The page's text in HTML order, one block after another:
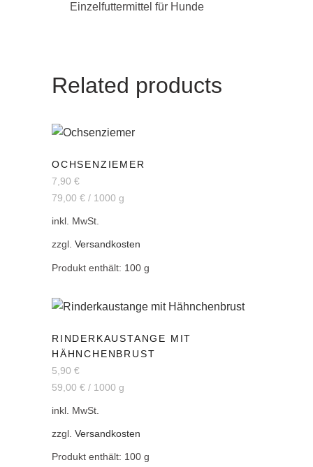
Einzelfuttermittel für Hunde
Related products
OCHSENZIEMER
7,90 €
79,00 € / 1000 g
inkl. MwSt.
zzgl. Versandkosten
Produkt enthält: 100 g
RINDERKAUSTANGE MIT
HÄHNCHENBRUST
5,90 €
59,00 € / 1000 g
inkl. MwSt.
zzgl. Versandkosten
Produkt enthält: 100 g